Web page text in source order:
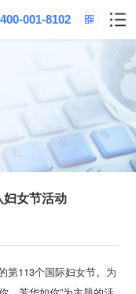
400-001-8102
妇女节活动